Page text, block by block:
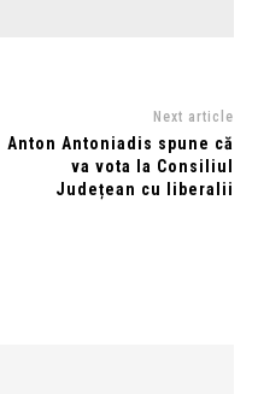
Next article
Anton Antoniadis spune că
va vota la Consiliul
Județean cu liberalii